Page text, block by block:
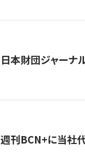
日本財団ジャーナ
週刊BCN+に当社